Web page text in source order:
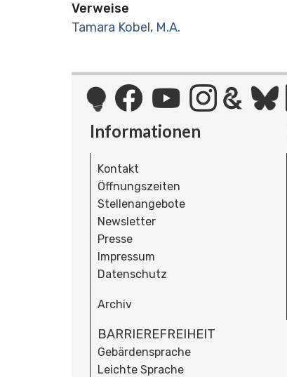
Verweise
Tamara Kobel, M.A.
Informationen
Kontakt
Öffnungszeiten
Stellenangebote
Newsletter
Presse
Impressum
Datenschutz
Archiv
BARRIEREFREIHEIT
Gebärdensprache
Leichte Sprache